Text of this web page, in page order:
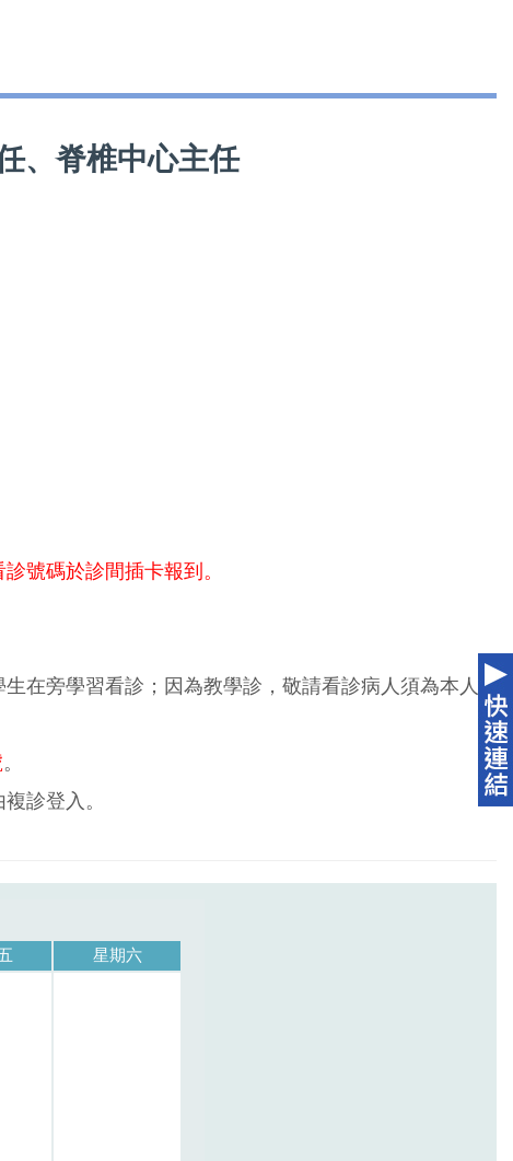
、脊椎中心主任
號碼於診間插卡報到。
在旁學習看診；因為教學診，敬請看診病人須為本人
。
診登入。